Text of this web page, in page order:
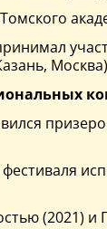
(2021) и